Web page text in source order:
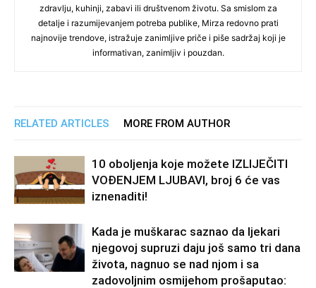
zdravlju, kuhinji, zabavi ili društvenom životu. Sa smislom za
detalje i razumijevanjem potreba publike, Mirza redovno prati
najnovije trendove, istražuje zanimljive priče i piše sadržaj koji je
informativan, zanimljiv i pouzdan.
RELATED ARTICLES MORE FROM AUTHOR
10 oboljenja koje možete IZLIJEČITI
VOĐENJEM LJUBAVI, broj 6 će vas
iznenaditi!
Kada je muškarac saznao da ljekari
njegovoj supruzi daju još samo tri dana
života, nagnuo se nad njom i sa
zadovoljnim osmijehom prošaputao: